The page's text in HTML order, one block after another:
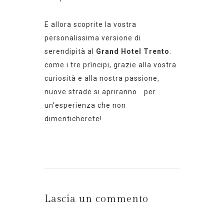
E allora scoprite la vostra
personalissima versione di
serendipità al Grand Hotel Trento:
come i tre prìncipi, grazie alla vostra
curiosità e alla nostra passione,
nuove strade si apriranno… per
un’esperienza che non
dimenticherete!
Lascia un commento